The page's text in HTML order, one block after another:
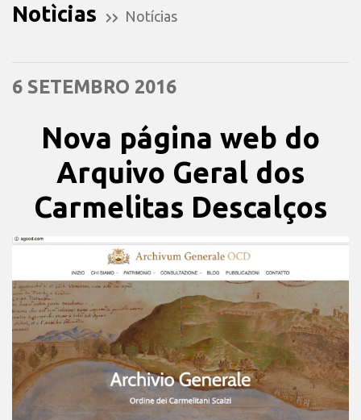
Notìcias Notícias
6 SETEMBRO 2016
Nova página web do
Arquivo Geral dos
Carmelitas Descalços